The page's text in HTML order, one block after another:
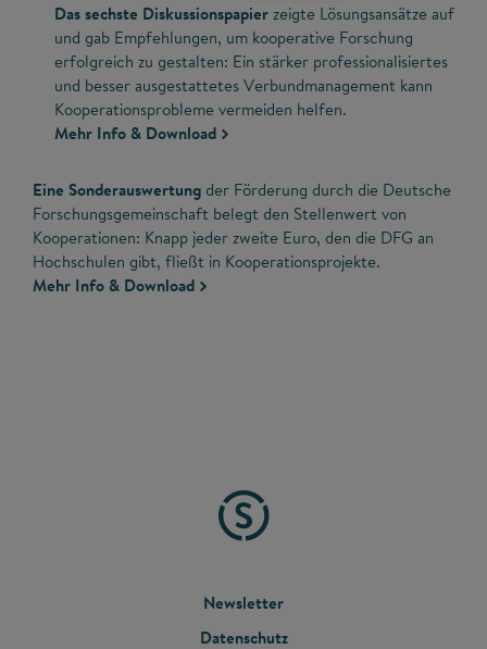
Das sechste Diskussionspapierzeigte Lösungsansätze auf
und gab Empfehlungen, um kooperative Forschung
erfolgreich zu gestalten: Ein stärker professionalisiertes
und besser ausgestattetes Verbundmanagement kann
Kooperationsprobleme vermeiden helfen.
Mehr Info & Download
Eine Sonderauswertungder Förderung durch die Deutsche
Forschungsgemeinschaft belegt den Stellenwert von
Kooperationen: Knapp jeder zweite Euro, den die DFG an
Hochschulen gibt, fließt in Kooperationsprojekte.
Mehr Info & Download
FOOTER
Newsletter
Datenschutz